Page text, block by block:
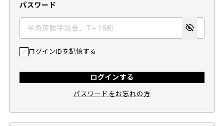
パスワード
ログインIDを記憶する
ログインする
パスワードをお忘れの方